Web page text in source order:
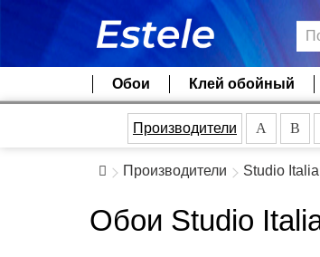
Обои Клей обойный
Производители A B
Производители Studio
Обои Studio